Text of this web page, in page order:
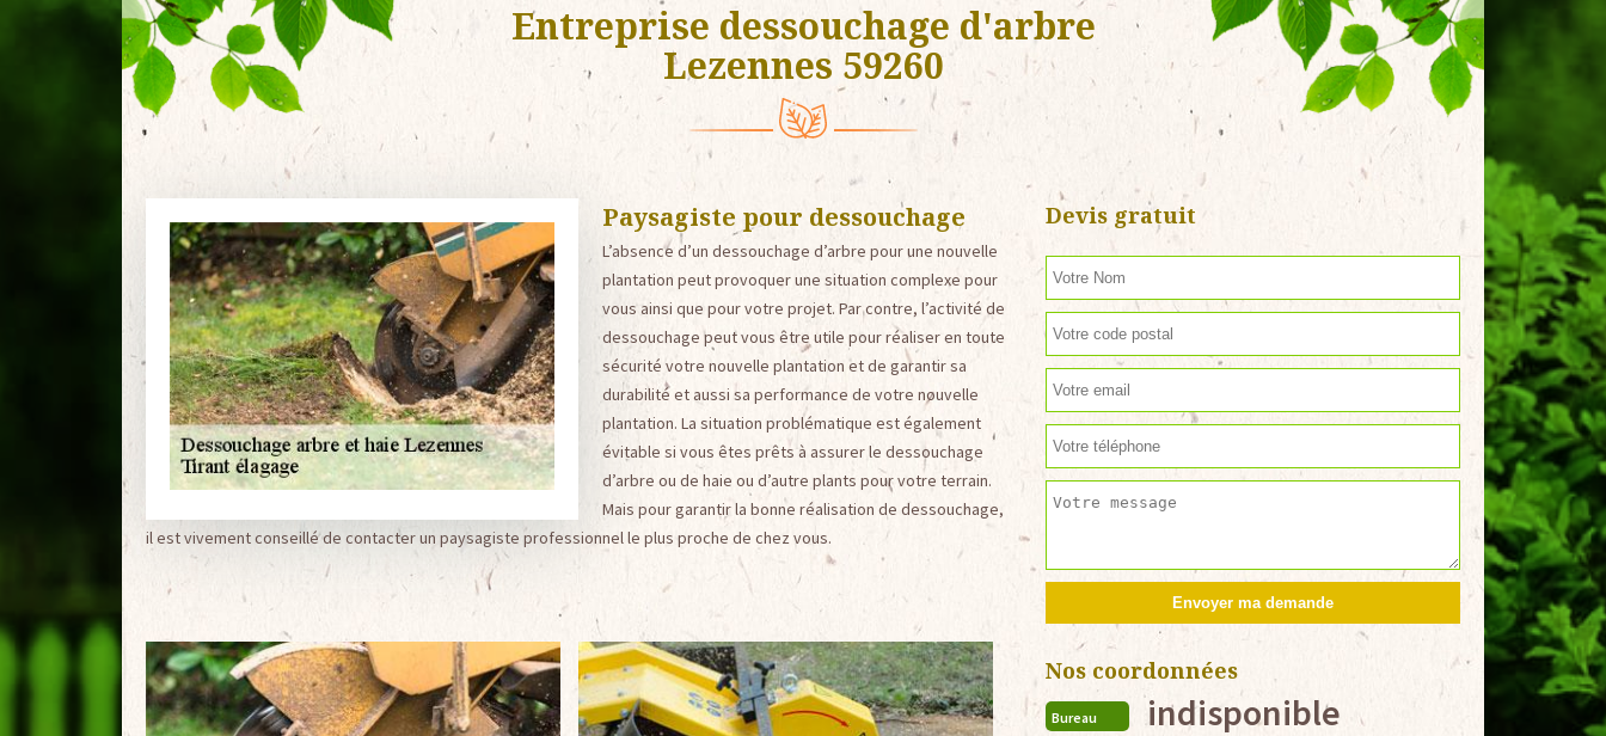
Entreprise dessouchage d'arbre
Lezennes 59260
Paysagiste pour dessouchage
L’absence d’un dessouchage d’arbre pour une nouvelle
plantation peut provoquer une situation complexe pour
vous ainsi que pour votre projet. Par contre, l’activité de
dessouchage peut vous être utile pour réaliser en toute
sécurité votre nouvelle plantation et de garantir sa
durabilité et aussi sa performance de votre nouvelle
plantation. La situation problématique est également
évitable si vous êtes prêts à assurer le dessouchage
d’arbre ou de haie ou d’autre plants pour votre terrain.
Mais pour garantir la bonne réalisation de dessouchage,
il est vivement conseillé de contacter un paysagiste professionnel le plus proche de chez vous.
Devis gratuit
Nos coordonnées
Bureau indisponible